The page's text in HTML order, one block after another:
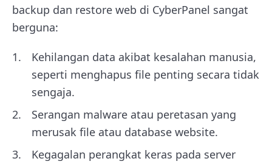
backup dan restore web di CyberPanel sangat
berguna:
Kehilangan data akibat kesalahan manusia,
seperti menghapus file penting secara tidak
sengaja.
Serangan malware atau peretasan yang
merusak file atau database website.
Kegagalan perangkat keras pada server